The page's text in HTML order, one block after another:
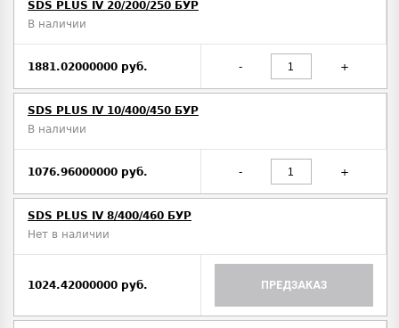
SDS PLUS IV 20/200/250 БУР
В наличии
1881.02000000 руб. - +
SDS PLUS IV 10/400/450 БУР
В наличии
1076.96000000 руб. - +
SDS PLUS IV 8/400/460 БУР
Нет в наличии
1024.42000000 руб. ПРЕДЗАКАЗ